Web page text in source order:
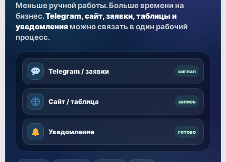
Меньше ручной работы. Больше времени на
бизнес.Telegram, сайт, заявки, таблицы и
уведомления можно связать в один рабочий
процесс.
Telegram / заявки сигнал
Сайт / таблица запись
Уведомление готово